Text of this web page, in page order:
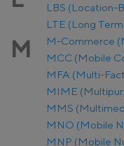
LBS (Location-
LTE (Long
M
M-Commerce
MCC (Mobile
MFA (Multi-
MIME
MMS
MNO (Mobile
MNP (Mobile